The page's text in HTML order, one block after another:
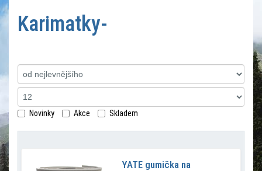
Karimatky-
se
sekci:
Karimatky-
Řadit podle:
Novinky Akce Skladem
YATE gumička na